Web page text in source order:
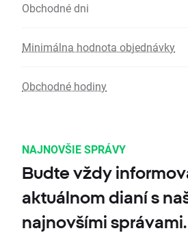
Obchodné dni
Minimálna hodnota objednávky
Obchodné hodiny
NAJNOVŠIE SPRÁVY
Budte vždy
aktuálnom dianí s
najnovšími správami.